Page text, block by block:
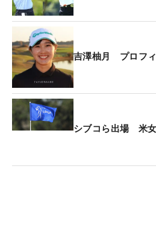
吉澤柚月 プロフ
シブコら出場 米